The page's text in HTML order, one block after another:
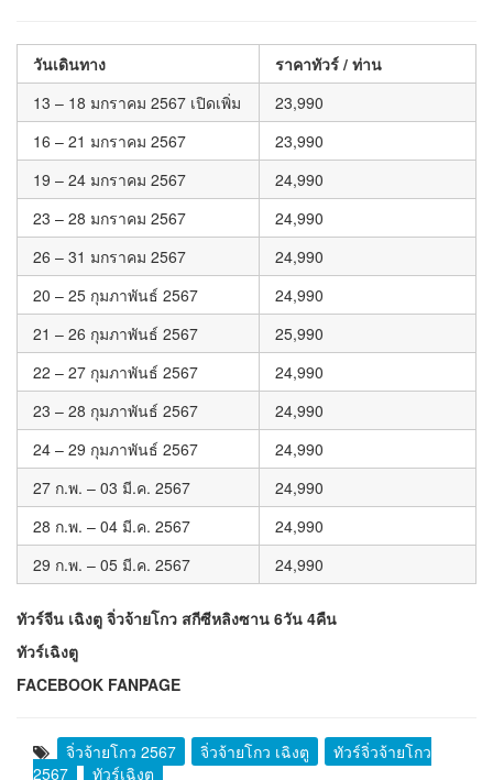
วันเดินทาง
ราคาทัวร์ / ท่าน
13 – 18 มกราคม 2567 เปิดเพิ่ม
23,990
16 – 21 มกราคม 2567
23,990
19 – 24 มกราคม 2567
24,990
23 – 28 มกราคม 2567
24,990
26 – 31 มกราคม 2567
24,990
20 – 25 กุมภาพันธ์ 2567
24,990
21 – 26 กุมภาพันธ์ 2567
25,990
22 – 27 กุมภาพันธ์ 2567
24,990
23 – 28 กุมภาพันธ์ 2567
24,990
24 – 29 กุมภาพันธ์ 2567
24,990
27 ก.พ. – 03 มี.ค. 2567
24,990
28 ก.พ. – 04 มี.ค. 2567
24,990
29 ก.พ. – 05 มี.ค. 2567
24,990
ทัวร์จีน เฉิงตู จิ่วจ้ายโกว สกีซีหลิงซาน 6วัน 4คืน
ทัวร์เฉิงตู
FACEBOOK FANPAGE
จิ่วจ้ายโกว 2567 จิ่วจ้ายโกว เฉิงตู
ทัวร์จิ่วจ้ายโกว
2567
ทัวร์เฉิงตู